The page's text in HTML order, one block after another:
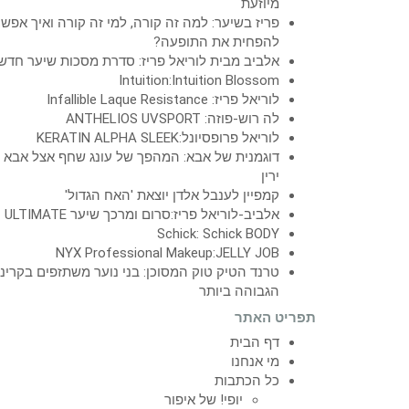
מיוזעת
פריז בשיער: למה זה קורה, למי זה קורה ואיך
להפחית את התופעה?
אלביב מבית לוריאל פריז: סדרת מסכות שיער
Intuition:Intuition Blossom
לוריאל פריז: Infallible Laque Resistance
לה רוש-פוזה: ANTHELIOS UVSPORT
לוריאל פרופסיונל:KERATIN ALPHA SLEEK
דוגמנית של אבא: המהפך של עונג שחף אצל אבא
ירין
קמפיין לענבל אלדן יוצאת 'האח הגדול'
אלביב-לוריאל פריז:סרום ומרכך שיער ULTIMATE
Schick: Schick BODY
NYX Professional Makeup:JELLY JOB
טרנד הטיק טוק המסוכן: בני נוער משתזפים
הגבוהה ביותר
תפריט האתר
דף הבית
מי אנחנו
כל הכתבות
יופי! של איפור